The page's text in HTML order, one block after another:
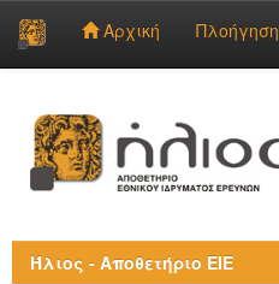
navigation
Αρχική Πλοήγηση
Ήλιος - Αποθετήριο ΕΙΕ